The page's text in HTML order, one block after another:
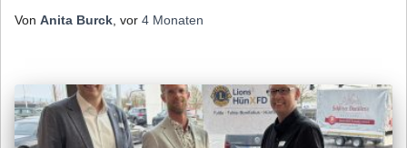
Von Anita Burck, vor 4 Monaten